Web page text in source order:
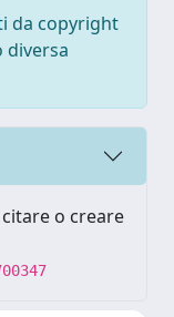
da copyright
diversa
o creare